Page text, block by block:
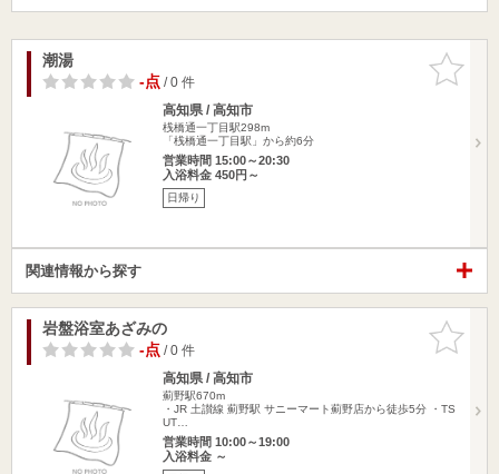
お気に入
りに追加
潮湯
-点/ 0 件
高知県 / 高知市
桟橋通一丁目駅298m
「桟橋通一丁目駅」から約6分
営業時間 15:00～20:30
入浴料金 450円～
日帰り
関連情報から探す
お気に入
りに追加
岩盤浴室あざみの
-点/ 0 件
高知県 / 高知市
薊野駅670m
・JR 土讃線 薊野駅 サニーマート薊野店から徒歩5分 ・TS
UT…
営業時間 10:00～19:00
入浴料金 ～